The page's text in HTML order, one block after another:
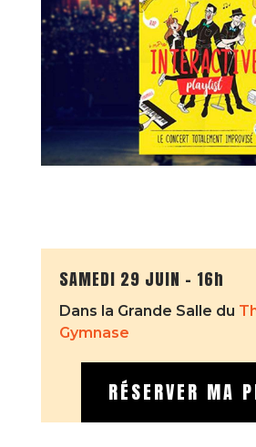
SAMEDI 29 JUIN – 16h
Dans la Grande Salle du
Gymnase
RÉSERVER MA